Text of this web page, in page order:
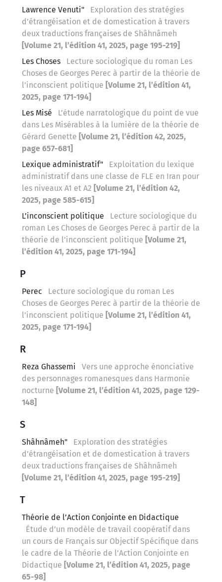
Lawrence Venuti"
Exploration des stratégies
d’étrangéisation et de domestication à travers
deux traductions françaises de Shâhnâmeh
[Volume 21, l’édition 41, 2025, page 195-219]
Les Choses
Lecture sociologique du roman Les
Choses de Georges Perec à partir de la théorie de
l'inconscient politique [Volume 21, l’édition 41,
2025, page 171-194]
Les Misé
L’étude narratologique du point de vue
dans Les Misérables à la lumière de la théorie de
Gérard Genette [Volume 21, l’édition 42, 2025,
page 657-681]
Lexique administratif"
Exploitation du lexique
administratif dans une classe de FLE en Iran pour
les niveaux A1 et A2 [Volume 21, l’édition 42,
2025, page 585-615]
L’inconscient politique
Lecture sociologique du
roman Les Choses de Georges Perec à partir de la
théorie de l'inconscient politique [Volume 21,
l’édition 41, 2025, page 171-194]
P
Perec
Lecture sociologique du roman Les
Choses de Georges Perec à partir de la théorie de
l'inconscient politique [Volume 21, l’édition 41,
2025, page 171-194]
R
Reza Ghassemi
Vers une approche énonciative
des personnages romanesques dans Harmonie
nocturne [Volume 21, l’édition 41, 2025, page 129-
148]
S
Shâhnâmeh"
Exploration des stratégies
d’étrangéisation et de domestication à travers
deux traductions françaises de Shâhnâmeh
[Volume 21, l’édition 41, 2025, page 195-219]
T
Théorie de l’Action Conjointe en Didactique
Étude d’un modèle de travail coopératif dans
un cours de Français sur Objectif Spécifique dans
le cadre de la Théorie de l’Action Conjointe en
Didactique [Volume 21, l’édition 41, 2025, page
65-98]